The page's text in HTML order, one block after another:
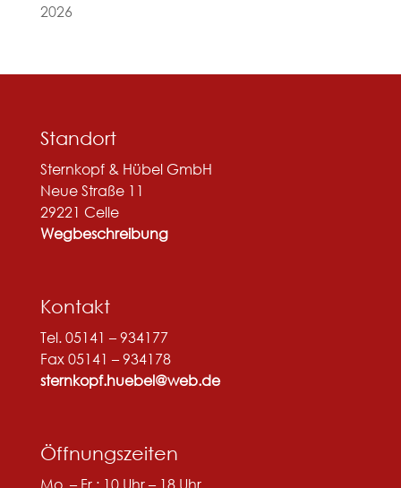
2026
Standort
Sternkopf & Hübel GmbH
Neue Straße 11
29221 Celle
Wegbeschreibung
Kontakt
Tel. 05141 – 934177
Fax 05141 – 934178
sternkopf.huebel@web.de
Öffnungszeiten